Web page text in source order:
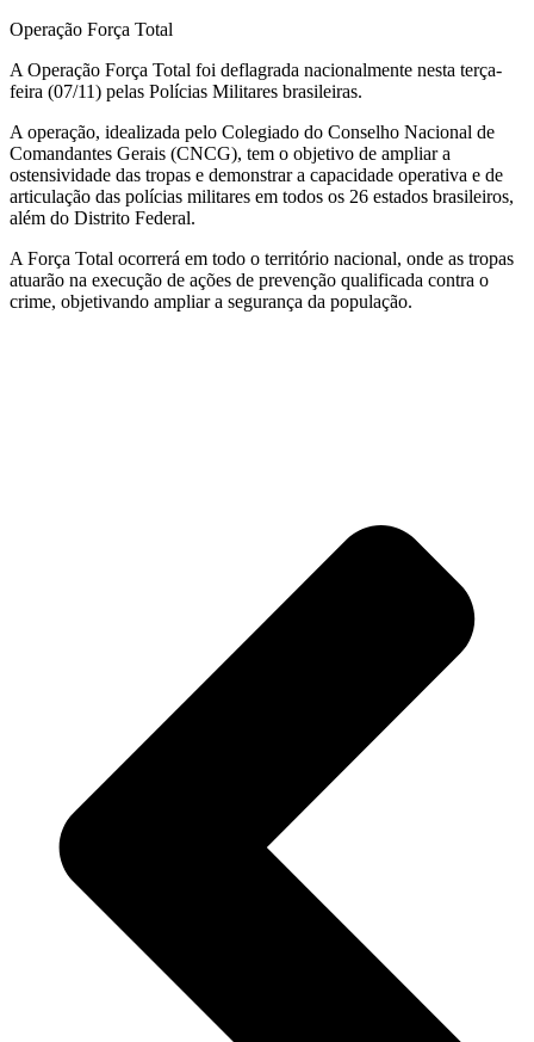
Operação Força Total
A Operação Força Total foi deflagrada nacionalmente nesta terça-
feira (07/11) pelas Polícias Militares brasileiras.
A operação, idealizada pelo Colegiado do Conselho Nacional de
Comandantes Gerais (CNCG), tem o objetivo de ampliar a
ostensividade das tropas e demonstrar a capacidade operativa e de
articulação das polícias militares em todos os 26 estados brasileiros,
além do Distrito Federal.
A Força Total ocorrerá em todo o território nacional, onde as tropas
atuarão na execução de ações de prevenção qualificada contra o
crime, objetivando ampliar a segurança da população.